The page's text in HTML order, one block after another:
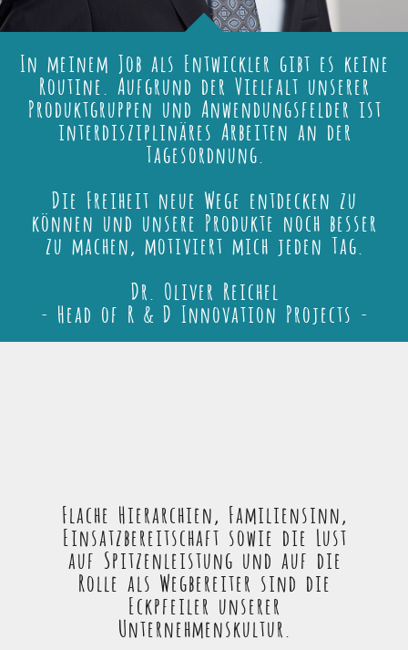
In meinem Job als Entwickler gibt es keine
Routine. Aufgrund der Vielfalt unserer
Produktgruppen und Anwendungsfelder ist
interdisziplinäres Arbeiten an der
Tagesordnung.
Die Freiheit neue Wege entdecken zu
können und unsere Produkte noch besser
zu machen, motiviert mich jeden Tag.
Dr. Oliver Reichel
- Head of R & D Innovation Projects -
Flache Hierarchien, Familiensinn,
Einsatzbereitschaft sowie die Lust
auf Spitzenleistung und auf die
Rolle als Wegbereiter sind die
Eckpfeiler unserer
Unternehmenskultur.